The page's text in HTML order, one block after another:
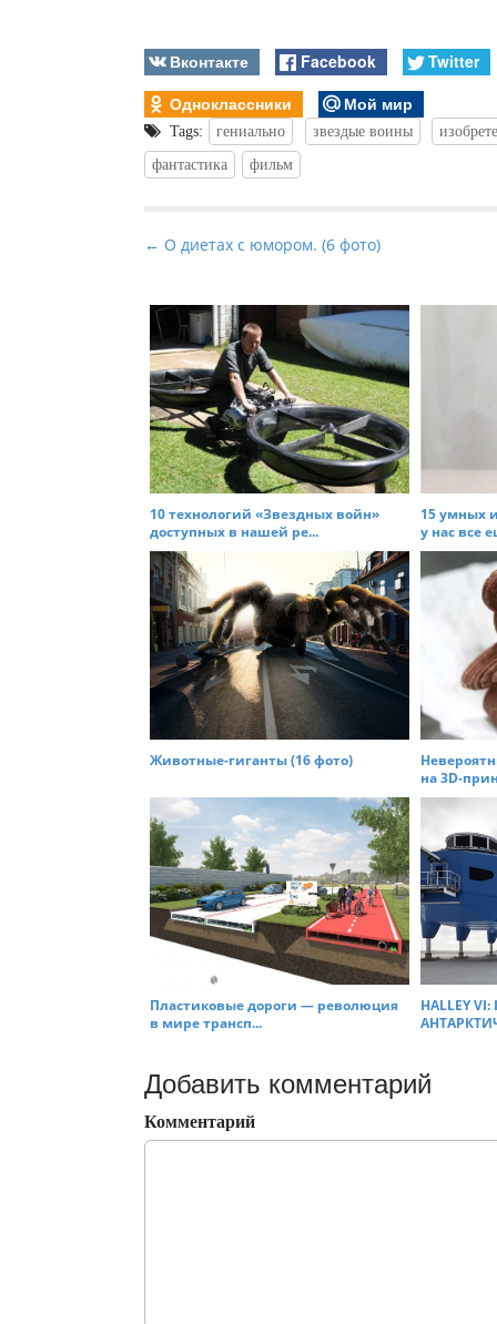
Вконтакте Facebook
Twitter
Одноклассники
Мой мир
Tags: гениально звездые воины
фантастика
фильм
P
s
n
a
v
g
a
t
o
n
← О диетах с юмором. (6 фото)
10 технологий «Звездных войн»
доступных в нашей ре...
15 умных
у нас все
Животные-гиганты (16 фото)
на 3D-
Пластиковые дороги — революция
в мире трансп...
HALLEY
Добавить комментарий
Комментарий